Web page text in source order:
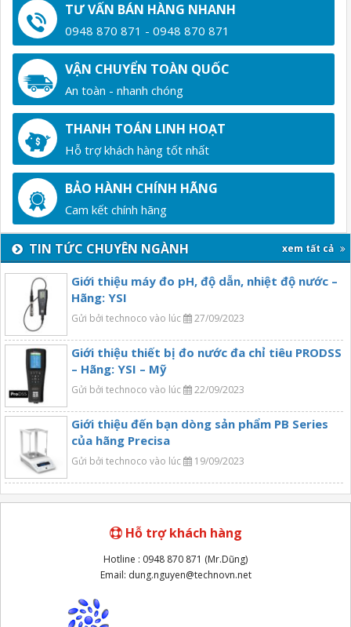
TƯ VẤN BÁN HÀNG NHANH
0948 870 871 - 0948 870 871
VẬN CHUYỂN TOÀN QUỐC
An toàn - nhanh chóng
THANH TOÁN LINH HOẠT
Hỗ trợ khách hàng tốt nhất
BẢO HÀNH CHÍNH HÃNG
Cam kết chính hãng
TIN TỨC CHUYÊN NGÀNH xem tất cả
Giới thiệu máy đo pH, độ dẫn, nhiệt độ nước –
Hãng: YSI
Gửi bởi technoco vào lúc 27/09/2023
Giới thiệu thiết bị đo nước đa chỉ tiêu PRODSS
– Hãng: YSI – Mỹ
Gửi bởi technoco vào lúc 22/09/2023
Giới thiệu đến bạn dòng sản phẩm PB Series
của hãng Precisa
Gửi bởi technoco vào lúc 19/09/2023
Hỗ trợ khách hàng
Hotline : 0948 870 871 (Mr.Dũng)
Email: dung.nguyen@technovn.net